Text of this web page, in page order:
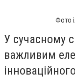
Фото
У сучасному
важливим